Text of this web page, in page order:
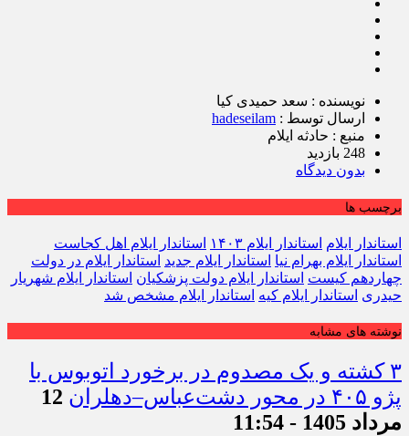
نویسنده : سعد حمیدی کیا
ارسال توسط : hadeseilam
منبع : حادثه ایلام
248 بازدید
بدون دیدگاه
برچسب ها
استاندار ایلام استاندار ایلام ۱۴۰۳
استاندار ایلام اهل کجاست
استاندار ایلام بهرام نیا استاندار ایلام جدید استاندار ایلام در دولت
چهاردهم کیست استاندار ایلام دولت پزشکیان استاندار ایلام شهریار
حیدری استاندار ایلام کیه استاندار ایلام مشخص شد
نوشته های مشابه
۳ کشته و یک مصدوم در برخورد اتوبوس با
پژو ۴۰۵ در محور دشت‌عباس–دهلران
12
مرداد 1405 - 11:54